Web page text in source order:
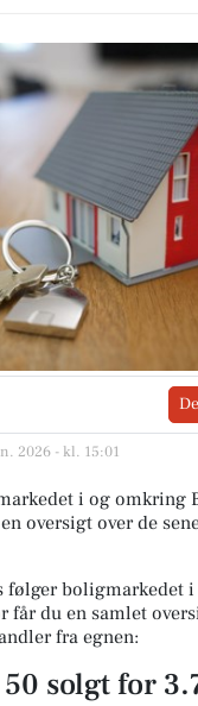
2026 - kl. 15:01
i og omkring
oversigt over de
følger boligmarkedet
får du en samlet
fra egnen:
solgt for